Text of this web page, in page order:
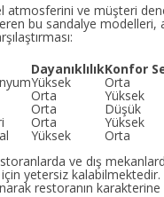
ve müşteri
bu sandalye modelleri,
DayanıklılıkKonfor
Yüksek Orta
Orta Yüksek
Orta Düşük
Orta Yüksek
Yüksek Orta
ve dış
için yetersiz
restoranın karakterine